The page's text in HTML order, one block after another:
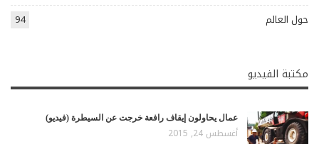
حول العالم
94
مكتبة الفيديو
عمال يحاولون إيقاف رافعة خرجت عن السيطرة (فيديو)
أغسطس 24, 2015